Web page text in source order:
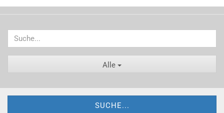
Alle
SUCHE...